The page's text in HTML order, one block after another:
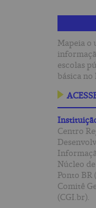
Mapeia o
escolas
básica no
Centro
Núcleo
Ponto
Comitê
(CGI.br).